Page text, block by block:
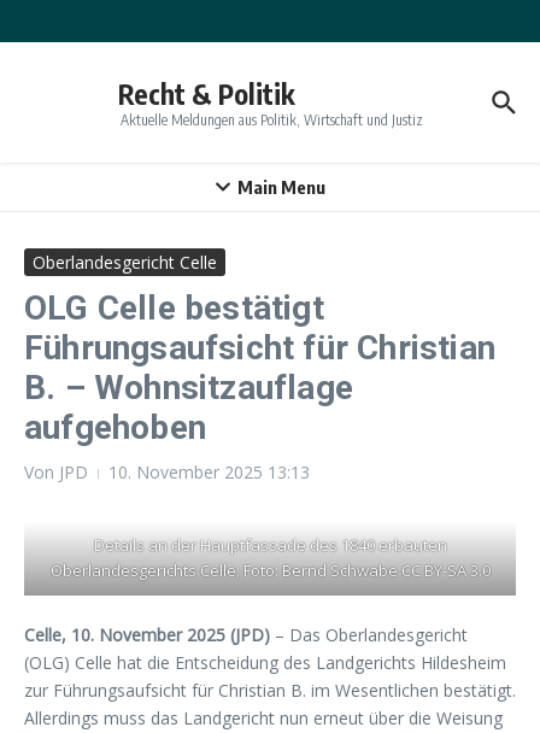
Recht & Politik
Aktuelle Meldungen aus Politik, Wirtschaft und Justiz
Main Menu
Oberlandesgericht Celle
OLG Celle bestätigt
Führungsaufsicht für Christian
B. – Wohnsitzauflage
aufgehoben
Von JPD 10. November 2025 13:13
Details an der Hauptfassade des 1840 erbauten
Oberlandesgerichts Celle; Foto: Bernd Schwabe CC BY-SA 3.0
Celle, 10. November 2025 (JPD) – Das Oberlandesgericht
(OLG) Celle hat die Entscheidung des Landgerichts Hildesheim
zur Führungsaufsicht für Christian B. im Wesentlichen bestätigt.
Allerdings muss das Landgericht nun erneut über die Weisung